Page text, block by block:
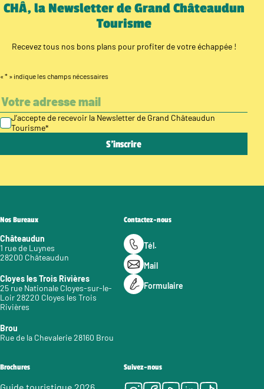
CHÂ, la Newsletter de Grand Châteaudun
Tourisme
Recevez tous nos bons plans pour profiter de votre échappée !
« * » indique les champs nécessaires
J’accepte de recevoir la Newsletter de Grand Châteaudun
Tourisme*
Nos Bureaux
Châteaudun
1 rue de Luynes
28200 Châteaudun
Cloyes les Trois Rivières
25 rue Nationale Cloyes-sur-le-
Loir 28220 Cloyes les Trois
Rivières
Brou
Rue de la Chevalerie 28160 Brou
Contactez-nous
Tél.
Mail
Formulaire
Brochures Suivez-nous